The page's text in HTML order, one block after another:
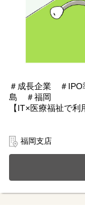
＃成長企業 ＃
島 ＃福岡
【IT×医療福祉で
ていただける雇用と
あおぞらケアグル
業、施設紹介事業
今までのご経験や
ます。
福岡支店